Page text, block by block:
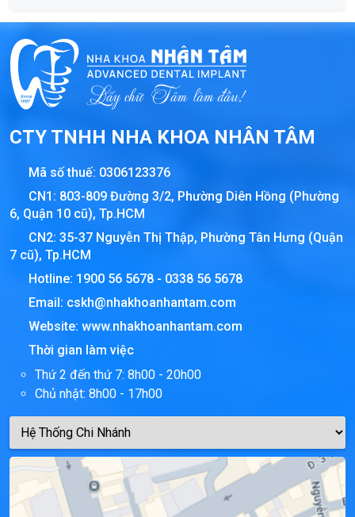
CTY TNHH NHA KHOA NHÂN TÂM
Mã số thuế: 0306123376
CN1: 803-809 Đường 3/2, Phường Diên Hồng (Phường
6, Quận 10 cũ), Tp.HCM
CN2: 35-37 Nguyễn Thị Thập, Phường Tân Hưng (Quận
7 cũ), Tp.HCM
Hotline: 1900 56 5678 - 0338 56 5678
Email: cskh@nhakhoanhantam.com
Website: www.nhakhoanhantam.com
Thời gian làm việc
Thứ 2 đến thứ 7: 8h00 - 20h00
Chủ nhật: 8h00 - 17h00